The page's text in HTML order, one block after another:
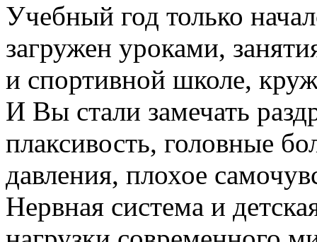
Учебный год только
загружен уроками,
и спортивной школе,
И Вы стали замечать
плаксивость, головные
давления, плохое
Нервная система и